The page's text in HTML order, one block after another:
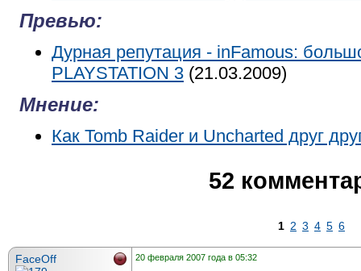
Превью:
Дурная репутация - inFamous:
PLAYSTATION 3 (21.03.2009)
Мнение:
Как Tomb Raider и Uncharted друг
52
1 2 3 4 5 6
FaceOff 20 февраля 2007 года в 05:32